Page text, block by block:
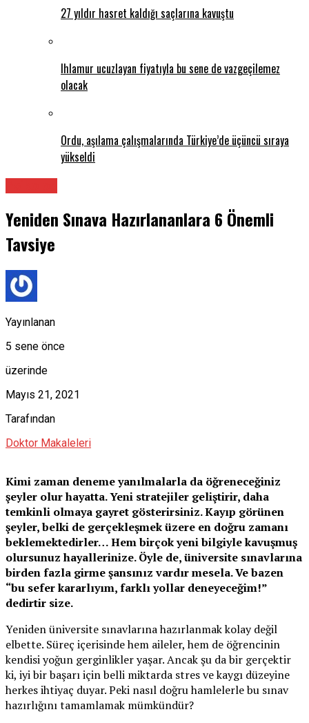
27 yıldır hasret kaldığı saçlarına kavuştu
Ihlamur ucuzlayan fiyatıyla bu sene de vazgeçilemez
olacak
Ordu, aşılama çalışmalarında Türkiye’de üçüncü sıraya
yükseldi
Yeniden Sınava Hazırlananlara 6 Önemli
Tavsiye
Yayınlanan
5 sene önce
üzerinde
Mayıs 21, 2021
Tarafından
Doktor Makaleleri
Kimi zaman deneme yanılmalarla da öğreneceğiniz
şeyler olur hayatta. Yeni stratejiler geliştirir, daha
temkinli olmaya gayret gösterirsiniz. Kayıp görünen
şeyler, belki de gerçekleşmek üzere en doğru zamanı
beklemektedirler… Hem birçok yeni bilgiyle kavuşmuş
olursunuz hayallerinize. Öyle de, üniversite sınavlarına
birden fazla girme şansınız vardır mesela. Ve bazen
“bu sefer kararlıyım, farklı yollar deneyeceğim!”
dedirtir size.
Yeniden üniversite sınavlarına hazırlanmak kolay değil
elbette. Süreç içerisinde hem aileler, hem de öğrencinin
kendisi yoğun gerginlikler yaşar. Ancak şu da bir gerçektir
ki, iyi bir başarı için belli miktarda stres ve kaygı düzeyine
herkes ihtiyaç duyar. Peki nasıl doğru hamlelerle bu sınav
hazırlığını tamamlamak mümkündür?